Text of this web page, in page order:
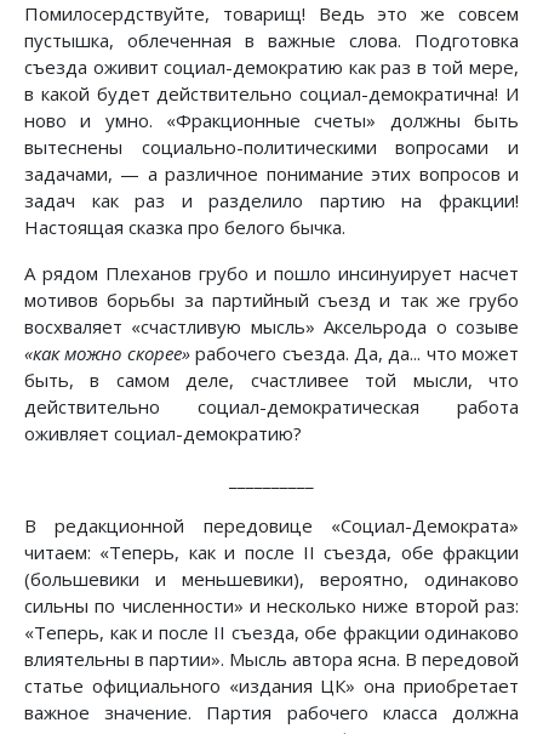
Помилосердствуйте, товарищ! Ведь это же совсем
пустышка, облеченная в важные слова. Подготовка
съезда оживит социал-демократию как раз в той мере,
в какой будет действительно социал-демократична! И
ново и умно. «Фракционные счеты» должны быть
вытеснены социально-политическими вопросами и
задачами, — а различное понимание этих вопросов и
задач как раз и разделило партию на фракции!
Настоящая сказка про белого бычка.
А рядом Плеханов грубо и пошло инсинуирует насчет
мотивов борьбы за партийный съезд и так же грубо
восхваляет «счастливую мысль» Аксельрода о созыве
«как можно скорее»рабочего съезда. Да, да... что может
быть, в самом деле, счастливее той мысли, что
действительно социал-демократическая работа
оживляет социал-демократию?
В редакционной передовице «Социал-Демократа»
читаем: «Теперь, как и после II съезда, обе фракции
(большевики и меньшевики), вероятно, одинаково
сильны по численности» и несколько ниже второй раз:
«Теперь, как и после II съезда, обе фракции одинаково
влиятельны в партии». Мысль автора ясна. В передовой
статье официального «издания ЦК» она приобретает
важное значение. Партия рабочего класса должна